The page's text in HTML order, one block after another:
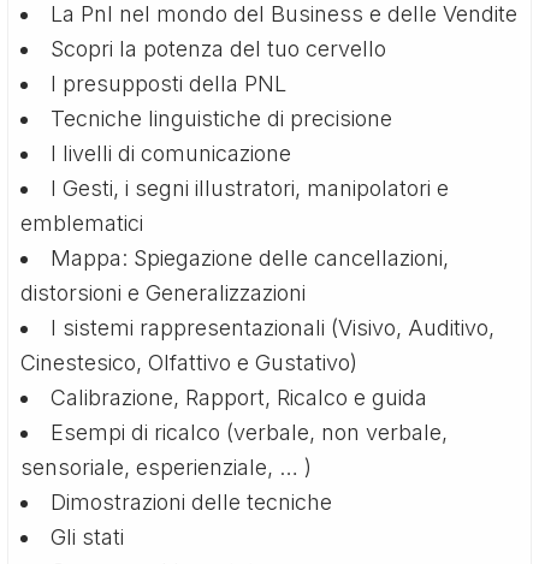
La Pnl nel mondo del Business e delle Vendite
Scopri la potenza del tuo cervello
I presupposti della PNL
Tecniche linguistiche di precisione
I livelli di comunicazione
I Gesti, i segni illustratori, manipolatori e
emblematici
Mappa: Spiegazione delle cancellazioni,
distorsioni e Generalizzazioni
I sistemi rappresentazionali (Visivo, Auditivo,
Cinestesico, Olfattivo e Gustativo)
Calibrazione, Rapport, Ricalco e guida
Esempi di ricalco (verbale, non verbale,
sensoriale, esperienziale, … )
Dimostrazioni delle tecniche
Gli stati